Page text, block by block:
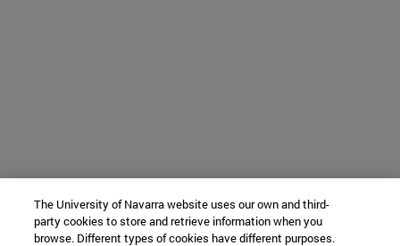
The University of Navarra website uses our own and third-
party cookies to store and retrieve information when you
browse. Different types of cookies have different purposes.